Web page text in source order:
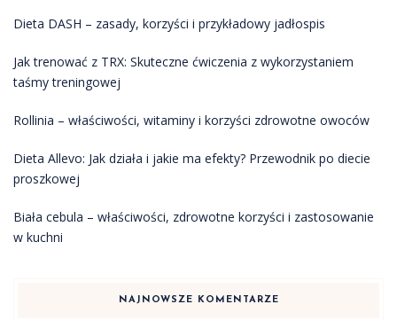
Dieta DASH – zasady, korzyści i przykładowy jadłospis
Jak trenować z TRX: Skuteczne ćwiczenia z wykorzystaniem
taśmy treningowej
Rollinia – właściwości, witaminy i korzyści zdrowotne owoców
Dieta Allevo: Jak działa i jakie ma efekty? Przewodnik po diecie
proszkowej
Biała cebula – właściwości, zdrowotne korzyści i zastosowanie
w kuchni
NAJNOWSZE KOMENTARZE